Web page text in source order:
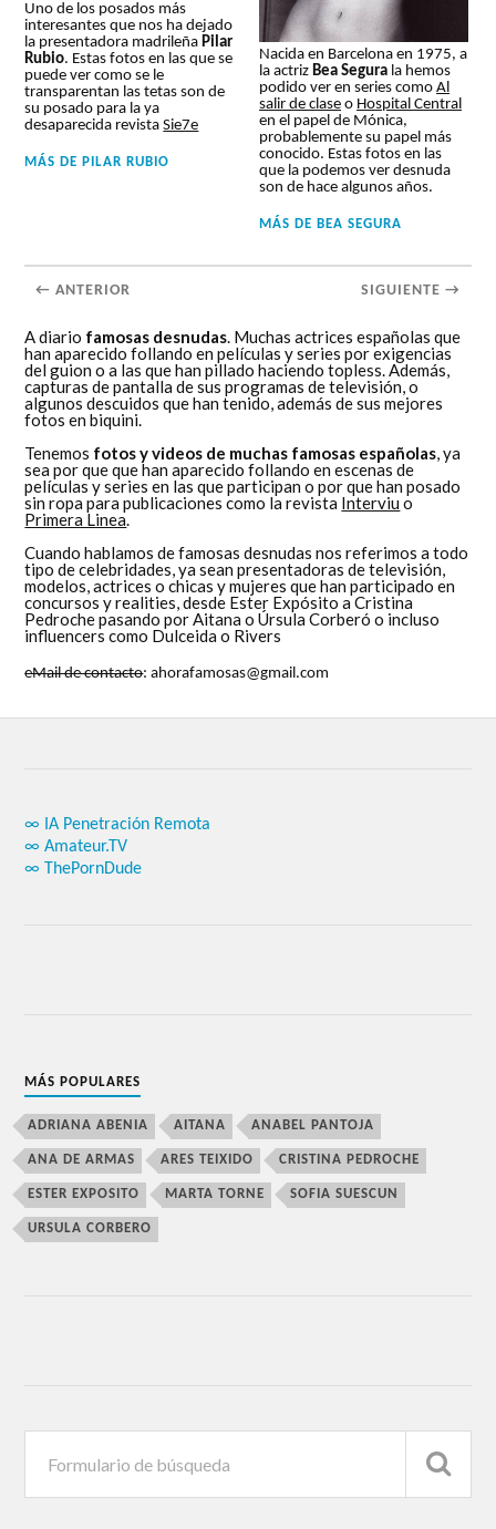
Uno de los posados más
interesantes que nos ha dejado
la presentadora madrileñaPilar
Rubio. Estas fotos en las que se
puede ver como se le
transparentan las tetas son de
su posado para la ya
desaparecida revistaSie7e
MÁS DE PILAR RUBIO
Nacida en Barcelona en 1975, a
la actrizBea Segura la hemos
podido ver en series comoAl
salir de clase o Hospital Central
en el papel de Mónica,
probablemente su papel más
conocido. Estas fotos en las
que la podemos ver desnuda
son de hace algunos años.
MÁS DE BEA SEGURA
← ANTERIOR SIGUIENTE →
A diario famosas desnudas. Muchas actrices españolas que
han aparecido follando en películas y series por exigencias
del guion o a las que han pillado haciendo topless. Además,
capturas de pantalla de sus programas de televisión, o
algunos descuidos que han tenido, además de sus mejores
fotos en biquini.
Tenemos fotos y videos de muchas famosas españolas, ya
sea por que que han aparecido follando en escenas de
películas y series en las que participan o por que han posado
sin ropa para publicaciones como la revista Interviu o
Primera Linea.
Cuando hablamos de famosas desnudas nos referimos a todo
tipo de celebridades, ya sean presentadoras de televisión,
modelos, actrices o chicas y mujeres que han participado en
concursos y realities, desde Ester Expósito a Cristina
Pedroche pasando por Aitana o Úrsula Corberó o incluso
influencers como Dulceida o Rivers
eMail de contacto: ahorafamosas@gmail.com
∞ IA Penetración Remota
∞ Amateur.TV
∞ ThePornDude
MÁS POPULARES
ADRIANA ABENIA AITANA ANABEL PANTOJA
ANA DE ARMAS ARES TEIXIDO CRISTINA PEDROCHE
ESTER EXPOSITO MARTA TORNE SOFIA SUESCUN
URSULA CORBERO